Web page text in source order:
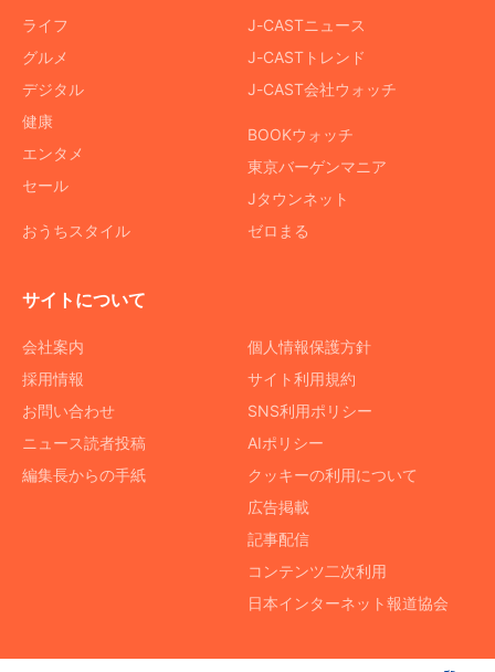
ライフ
グルメ
デジタル
健康
エンタメ
セール
おうちスタイル
J-CASTニュース
J-CASTトレンド
J-CAST会社ウォッチ
BOOKウォッチ
東京バーゲンマニア
Jタウンネット
ゼロまる
サイトについて
会社案内
採用情報
お問い合わせ
ニュース読者投稿
編集長からの手紙
個人情報保護方針
サイト利用規約
SNS利用ポリシー
AIポリシー
クッキーの利用について
広告掲載
記事配信
コンテンツ二次利用
日本インターネット報道協会